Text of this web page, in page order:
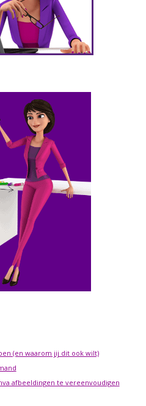
(en waarom jij dit ook wilt)
afbeeldingen te vereenvoudigen